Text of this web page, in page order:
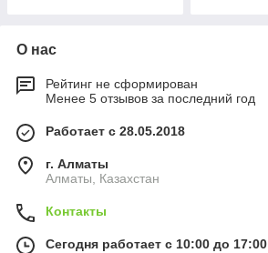
О нас
Рейтинг не сформирован
Менее 5 отзывов за последний год
Работает с 28.05.2018
г. Алматы
Алматы, Казахстан
Контакты
Сегодня работает с 10:00 до 17:00